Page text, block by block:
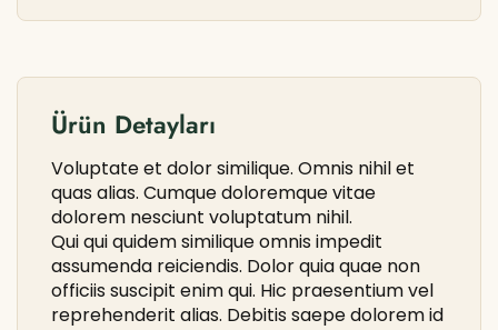
Ürün Detayları
Voluptate et dolor similique. Omnis nihil et
quas alias. Cumque doloremque vitae
dolorem nesciunt voluptatum nihil.
Qui qui quidem similique omnis impedit
assumenda reiciendis. Dolor quia quae non
officiis suscipit enim qui. Hic praesentium vel
reprehenderit alias. Debitis saepe dolorem id